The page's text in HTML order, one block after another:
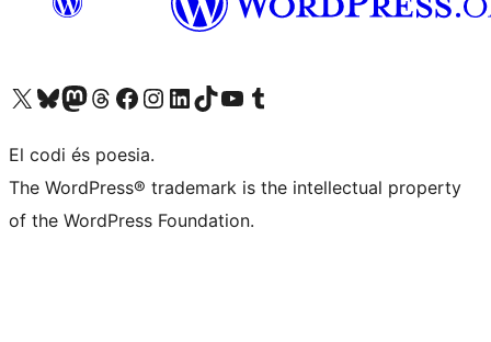
Visiteu el nostre compte X (abans Twitter)
Visiteu el nostre compte de Bluesky
Visiteu el nostre compte al Mastodon
Visiteu el nostre compte de Threads
Visiteu la nostra pàgina al Facebook
Visiteu el nostre compte d'Instagram
Visiteu el nostre compte de LinkedIn
Visiteu el nostre compte de TikTok
Visiteu el nostre canal al YouTube
Visiteu el nostre compte de Tumblr
El codi és poesia.
The WordPress® trademark is the intellectual property
of the WordPress Foundation.